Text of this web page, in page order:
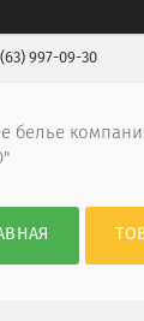
997-09-30
белье